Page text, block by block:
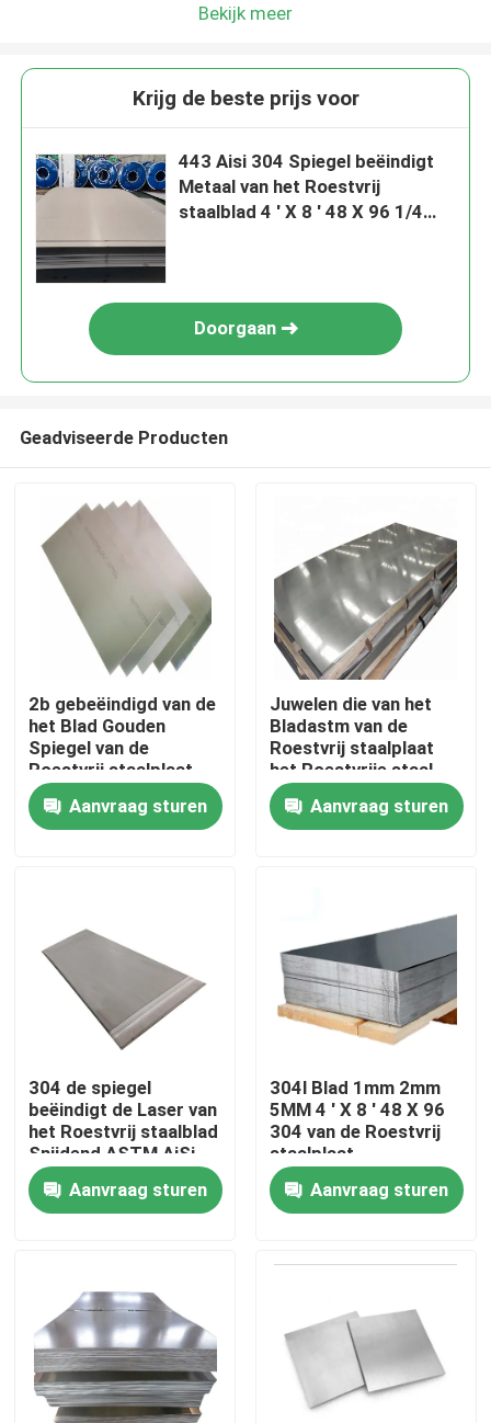
Huis
Ongeveer ons
Fabrieksreis
Contact de V.S.
Nieuws
roestvrij staal om buis
het blad van de roestvrij staalplaat
Bekijk meer
Krijg de beste prijs voor
443 Aisi 304 Spiegel beëindigt
Metaal van het Roestvrij
staalblad 4 ' X 8 ' 48 X 96 1/4
Doorgaan
Geadviseerde Producten
2b gebeëindigd van de
het Blad Gouden
Spiegel van de
Roestvrij staalplaat
het Roestvrije
staalblad 304 Sus 304
Aanvraag sturen
Juwelen die van het
Bladastm van de
Roestvrij staalplaat
het Roestvrije staal
tot Blad 304 maken
Blad voor Ktv
Aanvraag sturen
304 de spiegel
beëindigt de Laser van
het Roestvrij staalblad
Snijdend ASTM AiSi
SUS 201 304L 316
410 430Aanvraag sturen
304l Blad 1mm 2mm
5MM 4 ' X 8 ' 48 X 96
304 van de Roestvrij
staalplaat
Aanvraag sturen